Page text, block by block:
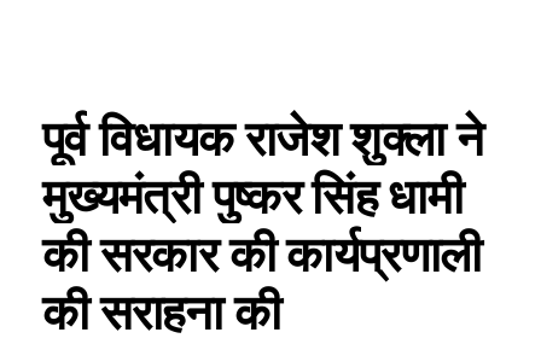
पूर्व विधायक राजेश शुक्ला ने
मुख्यमंत्री पुष्कर सिंह धामी
की सरकार की कार्यप्रणाली
की सराहना की